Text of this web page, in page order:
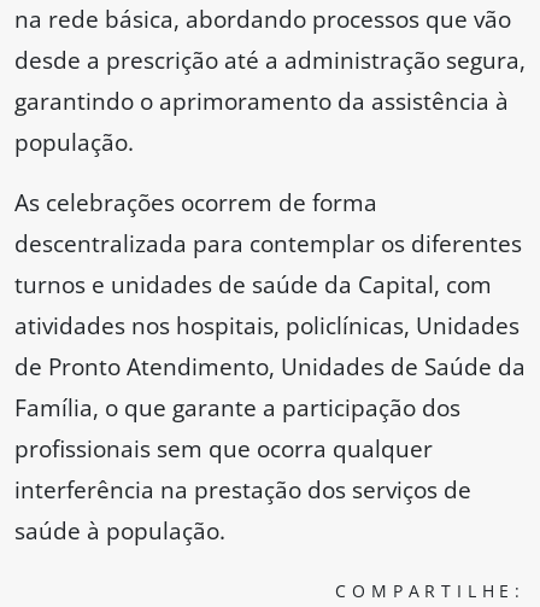
na rede básica, abordando processos que vão
desde a prescrição até a administração segura,
garantindo o aprimoramento da assistência à
população.
As celebrações ocorrem de forma
descentralizada para contemplar os diferentes
turnos e unidades de saúde da Capital, com
atividades nos hospitais, policlínicas, Unidades
de Pronto Atendimento, Unidades de Saúde da
Família, o que garante a participação dos
profissionais sem que ocorra qualquer
interferência na prestação dos serviços de
saúde à população.
COMPARTILHE: